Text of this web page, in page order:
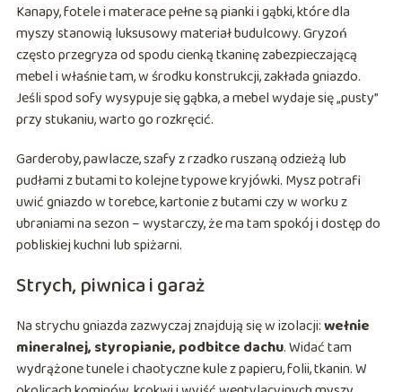
Kanapy, fotele i materace pełne są pianki i gąbki, które dla
myszy stanowią luksusowy materiał budulcowy. Gryzoń
często przegryza od spodu cienką tkaninę zabezpieczającą
mebel i właśnie tam, w środku konstrukcji, zakłada gniazdo.
Jeśli spod sofy wysypuje się gąbka, a mebel wydaje się „pusty”
przy stukaniu, warto go rozkręcić.
Garderoby, pawlacze, szafy z rzadko ruszaną odzieżą lub
pudłami z butami to kolejne typowe kryjówki. Mysz potrafi
uwić gniazdo w torebce, kartonie z butami czy w worku z
ubraniami na sezon – wystarczy, że ma tam spokój i dostęp do
pobliskiej kuchni lub spiżarni.
Strych, piwnica i garaż
Na strychu gniazda zazwyczaj znajdują się w izolacji:wełnie
mineralnej, styropianie, podbitce dachu. Widać tam
wydrążone tunele i chaotyczne kule z papieru, folii, tkanin. W